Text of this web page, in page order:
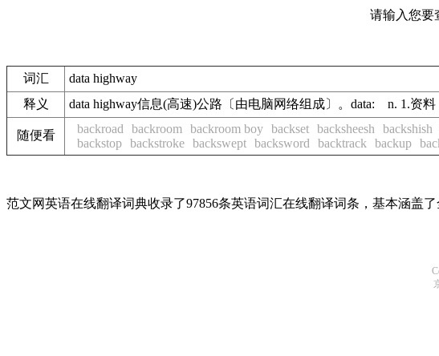
请输入您要
词汇
data highway
释义
data highway信息(高速)公路〔由电脑网络组成〕。data: n. 1.资
随便看 backroad backroom backroom boy backset backsheesh backshish
backstop backstroke backswept backsword backtrack backup
范文网英语在线翻译词典收录了97856条英语词汇在线翻译词条，基本涵盖